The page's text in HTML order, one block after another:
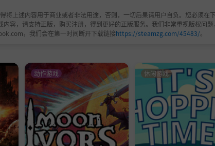
将上述内容用于商业或者非法用途，否则，一切后果请用户自负。您必须在
容，请支持正版，购买注册，得到更好的正版服务。我们非常重视版权问
，我们会在第一时间断开下载链接https://steamzg.com/45483/。
动作游戏 休闲游戏